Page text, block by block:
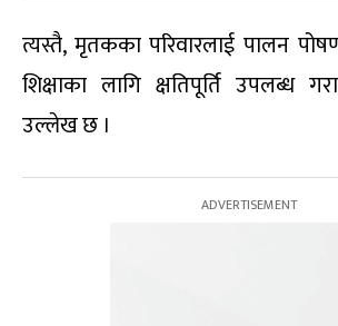
त्यस्तै, मृतकका परिवारलाई पालन
शिक्षाका लागि क्षतिपूर्ति उपलब्ध
उल्लेख छ ।